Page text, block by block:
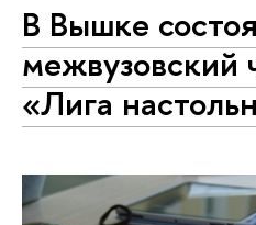
В Вышке
межвузовский
«Лига